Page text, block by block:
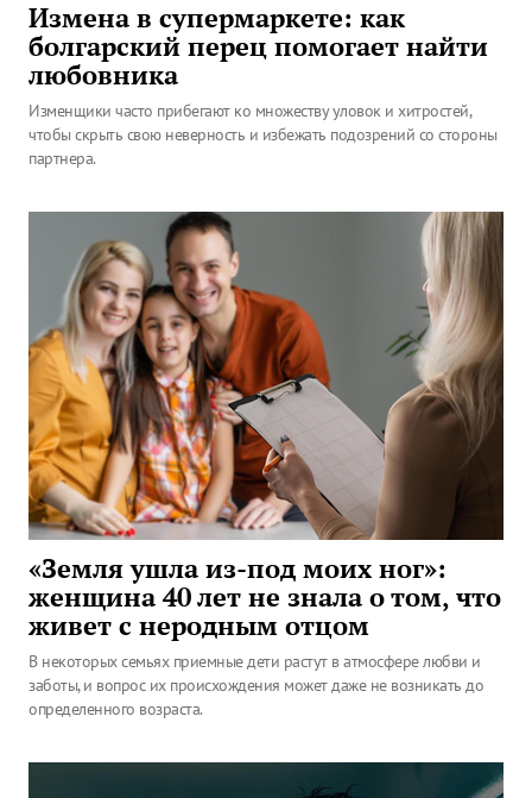
Измена в супермаркете: как
болгарский перец помогает найти
любовника
Изменщики часто прибегают ко множеству уловок и хитростей,
чтобы скрыть свою неверность и избежать подозрений со стороны
партнера.
«Земля ушла из-под моих ног»:
женщина 40 лет не знала о том, что
живет с неродным отцом
В некоторых семьях приемные дети растут в атмосфере любви и
заботы, и вопрос их происхождения может даже не возникать до
определенного возраста.